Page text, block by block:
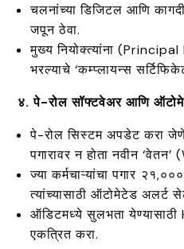
चलनांच्या डिजिटल आणि कागदी
जपून ठेवा.
मुख्य नियोक्त्यांना
भरल्याचे ‘कम्प्लायन्स
४. पे-रोल सॉफ्टवेअर आणि
पे-रोल सिस्टम अपडेट करा
पगारावर न होता नवीन
ज्या कर्मचाऱ्यांचा पगार
त्यांच्यासाठी ऑटोमेटेड अलर्ट
ऑडिटमध्ये सुलभता येण्यासाठी
एकत्रित करा.